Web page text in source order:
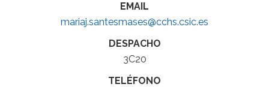
EMAIL
mariaj.santesmases@cchs.csic.es
DESPACHO
3C20
TELÉFONO